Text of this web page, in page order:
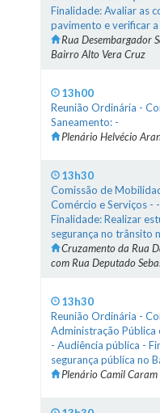
Finalidade: Avaliar as
pavimento e verificar a
Rua Desembargador
Bairro Alto Vera Cruz
13h00
Reunião Ordinária -
Saneamento: -
Plenário Helvécio
13h30
Comissão de
Comércio e Serviços -
Finalidade: Realizar
segurança no trânsito
Cruzamento da Rua
com Rua Deputado
13h30
Reunião Ordinária -
Administração Pública
- Audiência pública -
segurança pública no
Plenário Camil Caram